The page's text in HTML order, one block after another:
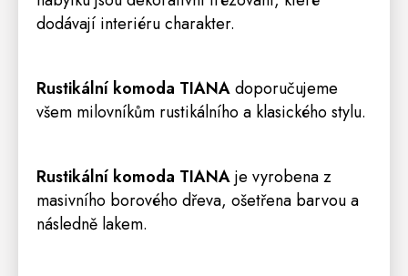
dodávají interiéru charakter.
Rustikální komoda TIANAdoporučujeme
všem milovníkům rustikálního a klasického stylu.
Rustikální komoda TIANAje vyrobena z
masivního borového dřeva, ošetřena barvou a
následně lakem.